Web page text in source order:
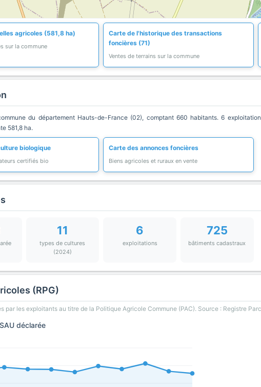
agricoles (581,8 ha)
sur la commune
Carte de l'historique des transactions
foncières (71)
Ventes de terrains sur la commune
du département Hauts-de-France (02), comptant 660 habitants. 6
581,8 ha.
biologique
certifiés bio
Carte des annonces foncières
Biens agricoles et ruraux en vente
11
types de cultures
(2024)
6
exploitations
725
bâtiments cadastraux
(RPG)
par les exploitants au titre de la Politique Agricole Commune (PAC). Source : Registre
déclarée